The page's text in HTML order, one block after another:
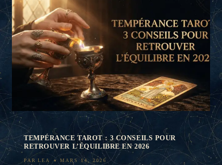
TEMPÉRANCE TAROT : 3 CONSEILS POUR
RETROUVER L’ÉQUILIBRE EN 2026
PAR LEA MARS 14, 2026